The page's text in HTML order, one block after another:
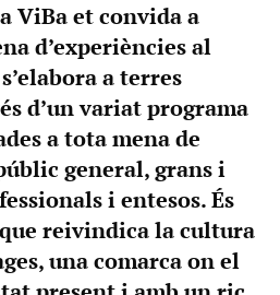
ViBa et convida a
d’experiències al
a terres
d’un variat programa
a tota mena de
general, grans i
i entesos. És
reivindica la cultura
una comarca on el